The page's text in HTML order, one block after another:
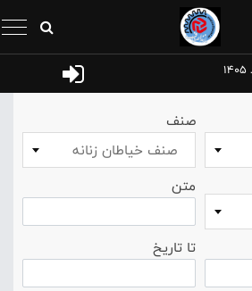
صنف
صنف خیاطان زنانه
متن
تا تاریخ